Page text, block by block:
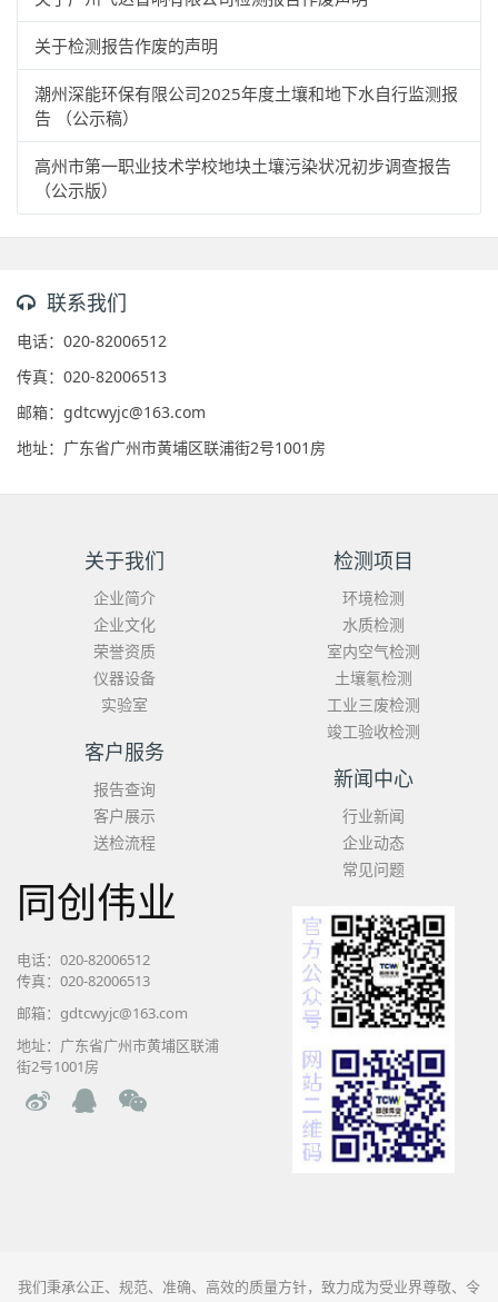
关于检测报告作废的声明
潮州深能环保有限公司2025年度土壤和地下水自行监测报
告 （公示稿）
高州市第一职业技术学校地块土壤污染状况初步调查报告
（公示版）
联系我们
电话：020-82006512
传真：020-82006513
邮箱：gdtcwyjc@163.com
地址：广东省广州市黄埔区联浦街2号1001房
关于我们
企业简介
企业文化
荣誉资质
仪器设备
实验室
检测项目
环境检测
水质检测
室内空气检测
土壤氡检测
工业三废检测
竣工验收检测
客户服务
报告查询
客户展示
送检流程
新闻中心
行业新闻
企业动态
常见问题
同创伟业
电话：020-82006512
传真：020-82006513
邮箱：gdtcwyjc@163.com
地址：广东省广州市黄埔区联浦
街2号1001房
我们秉承公正、规范、准确、高效的质量方针，致力成为受业界尊敬、令